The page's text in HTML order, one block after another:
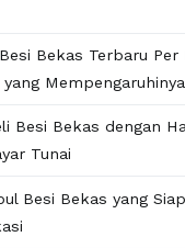
Bekas Terbaru Per
Mempengaruhinya
Besi Bekas dengan
Tunai
Besi Bekas yang